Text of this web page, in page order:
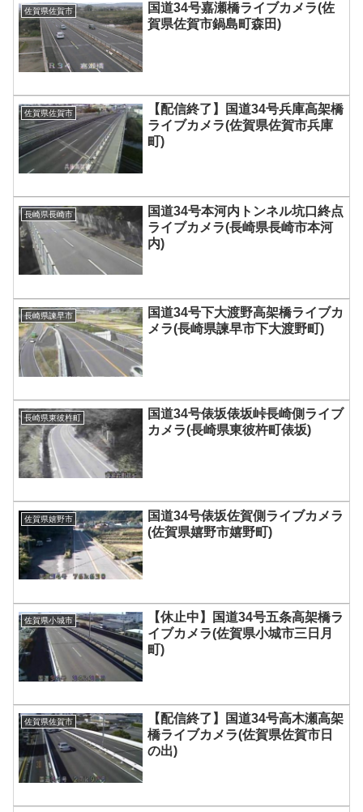
佐賀県佐賀市
国道34号嘉瀬橋ライブカメラ(佐
賀県佐賀市鍋島町森田)
佐賀県佐賀市
【配信終了】国道34号兵庫高架橋
ライブカメラ(佐賀県佐賀市兵庫
町)
長崎県長崎市
国道34号本河内トンネル坑口終点
ライブカメラ(長崎県長崎市本河
内)
長崎県諫早市
国道34号下大渡野高架橋ライブカ
メラ(長崎県諫早市下大渡野町)
長崎県東彼杵町
国道34号俵坂俵坂峠長崎側ライブ
カメラ(長崎県東彼杵町俵坂)
佐賀県嬉野市
国道34号俵坂佐賀側ライブカメラ
(佐賀県嬉野市嬉野町)
佐賀県小城市
【休止中】国道34号五条高架橋ラ
イブカメラ(佐賀県小城市三日月
町)
佐賀県佐賀市
【配信終了】国道34号高木瀬高架
橋ライブカメラ(佐賀県佐賀市日
の出)